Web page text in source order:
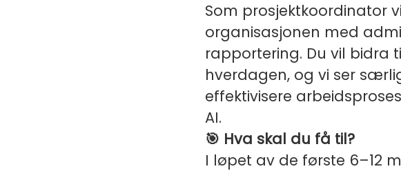
Som prosjektkoordinator
organisasjonen med
rapportering. Du vil bidra
hverdagen, og vi ser
effektivisere
AI.
🎯 Hva skal du få til?
I løpet av de første 6–12